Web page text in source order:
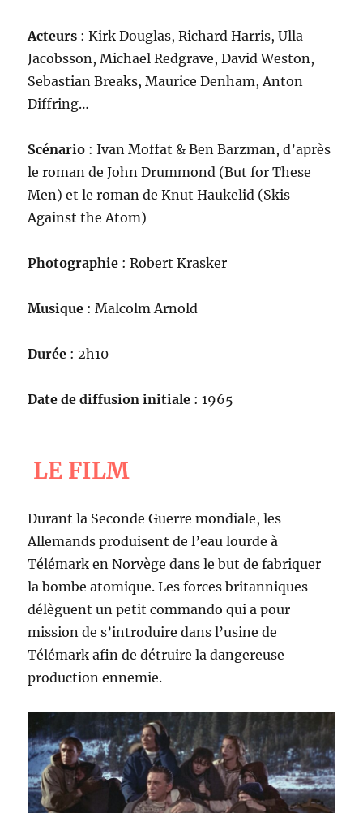
Acteurs : Kirk Douglas, Richard Harris, Ulla
Jacobsson, Michael Redgrave, David Weston,
Sebastian Breaks, Maurice Denham, Anton
Diffring…
Scénario : Ivan Moffat & Ben Barzman, d’après
le roman de John Drummond (But for These
Men) et le roman de Knut Haukelid (Skis
Against the Atom)
Photographie : Robert Krasker
Musique : Malcolm Arnold
Durée : 2h10
Date de diffusion initiale : 1965
LE FILM
Durant la Seconde Guerre mondiale, les
Allemands produisent de l’eau lourde à
Télémark en Norvège dans le but de fabriquer
la bombe atomique. Les forces britanniques
délèguent un petit commando qui a pour
mission de s’introduire dans l’usine de
Télémark afin de détruire la dangereuse
production ennemie.